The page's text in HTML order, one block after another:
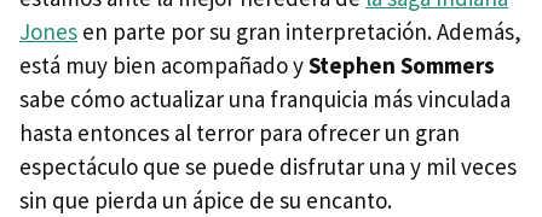
Jones en parte por su gran interpretación. Además,
está muy bien acompañado yStephen Sommers
sabe cómo actualizar una franquicia más vinculada
hasta entonces al terror para ofrecer un gran
espectáculo que se puede disfrutar una y mil veces
sin que pierda un ápice de su encanto.